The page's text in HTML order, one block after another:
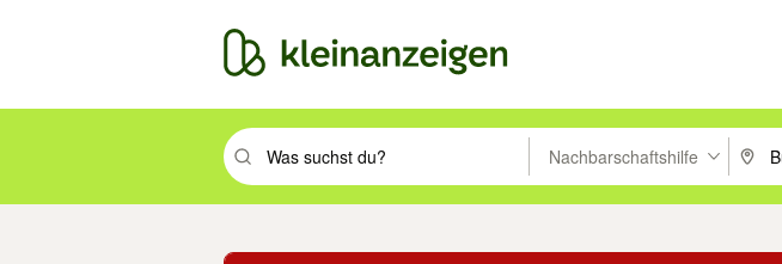
Suchbegriff eingeben. Eingabetaste drücken um zu suchen, oder
Nachbarschaftshilfe PLZ